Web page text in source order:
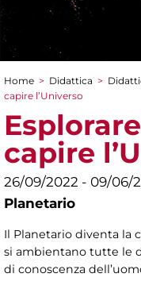
Tu sei qui
Home > Didattica >
capire l’Universo
capire
26/09/2022 - 09/06/
Planetario
Il Planetario diventa la
si ambientano tutte le
di conoscenza